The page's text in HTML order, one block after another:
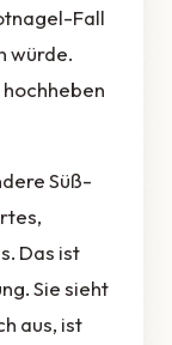
Fall
würde.
Süß-
Das ist
Sie sieht
aus, ist